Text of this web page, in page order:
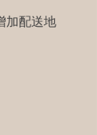
加配送地